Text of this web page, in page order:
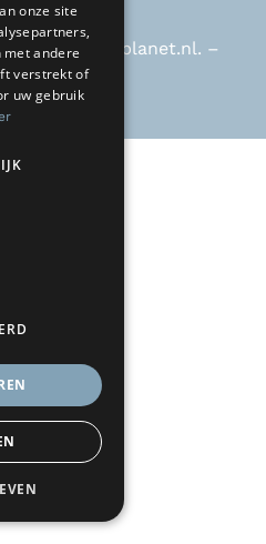
. –
onze site
met andere
verstrekt of
uw gebruik